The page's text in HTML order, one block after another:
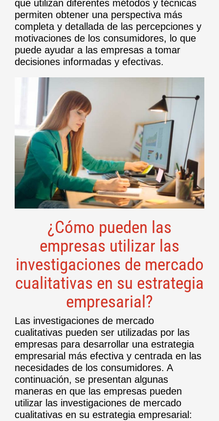
que utilizan diferentes métodos y técnicas
permiten obtener una perspectiva más
completa y detallada de las percepciones y
motivaciones de los consumidores, lo que
puede ayudar a las empresas a tomar
decisiones informadas y efectivas.
¿Cómo pueden las
empresas utilizar las
investigaciones de mercado
cualitativas en su estrategia
empresarial?
Las investigaciones de mercado
cualitativas pueden ser utilizadas por las
empresas para desarrollar una estrategia
empresarial más efectiva y centrada en las
necesidades de los consumidores. A
continuación, se presentan algunas
maneras en que las empresas pueden
utilizar las investigaciones de mercado
cualitativas en su estrategia empresarial: